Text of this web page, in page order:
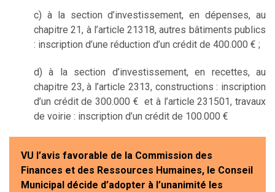
c) à la section d’investissement, en dépenses, au
chapitre 21, à l’article 21318, autres bâtiments publics
: inscription d’une réduction d’un crédit de 400.000 € ;
d) à la section d’investissement, en recettes, au
chapitre 23, à l’article 2313, constructions : inscription
d’un crédit de 300.000 € et à l’article 231501, travaux
de voirie : inscription d’un crédit de 100.000 €
VU l’avis favorable de la Commission des
Finances et des Ressources Humaines, le Conseil
Municipal décide d’adopter à l’unanimité les